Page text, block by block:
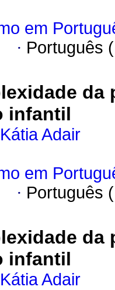
em
· Português
da
infantil
Adair
em
· Português
da
infantil
Adair